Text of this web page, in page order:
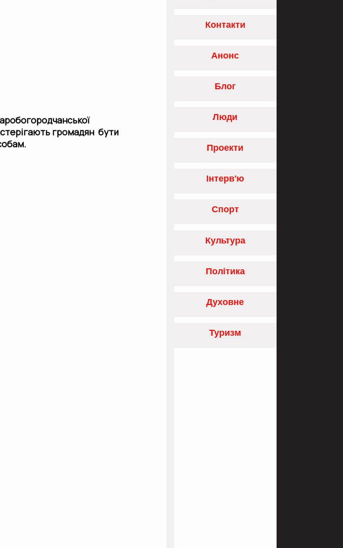
громадян бути
Контакти
Анонс
Блог
Люди
Проекти
Інтерв'ю
Спорт
Культура
Політика
Духовне
Туризм